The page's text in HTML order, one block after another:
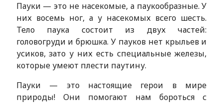
Пауки — это не насекомые, а паукообразные. У
них восемь ног, а у насекомых всего шесть.
Тело паука состоит из двух частей:
головогруди и брюшка. У пауков нет крыльев и
усиков, зато у них есть специальные железы,
которые умеют плести паутину.
Пауки — это настоящие герои в мире
природы! Они помогают нам бороться с